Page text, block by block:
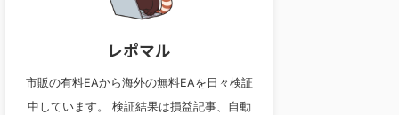
レポマル
市販の有料EAから海外の無料EAを日々検証
中しています。 検証結果は損益記事、自動